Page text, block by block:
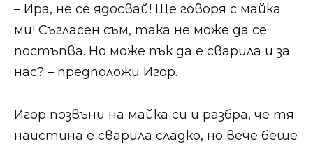
​​– Ира, не се ядосвай! Ще говоря с майка
ми! Съгласен съм, така не може да се
постъпва. Но може пък да е сварила и за
нас? – предположи Игор.​​
​​Игор позвъни на майка си и разбра, че тя
наистина е сварила сладко, но вече беше